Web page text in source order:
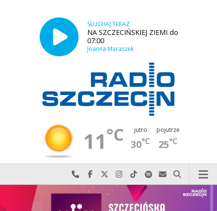
SŁUCHAJ TERAZ
NA SZCZECIŃSKIEJ ZIEMI do
07:00
Joanna Maraszek
11°C jutro
30°C
pojutrze
25°C
Najlepiej po prostu do nas zadzwoń
Odwiedź nas na Facebook-u
Odwiedź nas na X
Odwiedź nas na Instagram-ie
Odwiedź nas na TikTok-u
Szukaj nas na Spotify
Wyślij do nas
Szukaj